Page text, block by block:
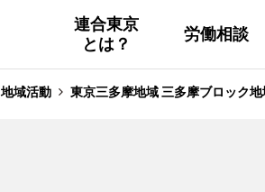
連合東京
とは？
組織概要
労働相談
活動
連合東京
Facebook
地域活動 東京三多摩地域 三多摩ブロック